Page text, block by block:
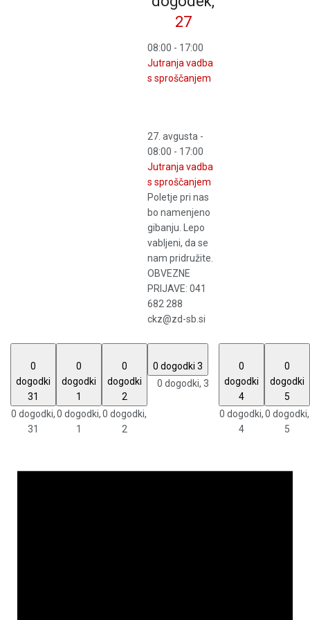
27
08:00 - 17:00
Jutranja vadba
s sproščanjem
27. avgusta -
08:00 - 17:00
Jutranja vadba
s sproščanjem
Poletje pri nas
bo namenjeno
gibanju. Lepo
vabljeni, da se
nam pridružite.
OBVEZNE
PRIJAVE: 041
682 288
ckz@zd-sb.si
0
dogodki
31
0 dogodki,
31
0
dogodki
1
0 dogodki,
1
0
dogodki
2
0 dogodki,
2
0 dogodki 3
0 dogodki, 3
0
dogodki
4
0 dogodki,
4
0
dogodki
5
0 dogodki,
5